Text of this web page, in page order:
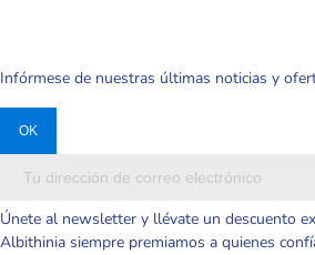
Infórmese de nuestras últimas noticias y
Únete al newsletter y llévate un descuento
Albithinia siempre premiamos a quienes